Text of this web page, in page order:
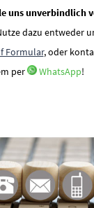
uns unverbindlich
dazu entweder
Formular, oder
per
WhatsApp!